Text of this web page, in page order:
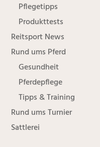
Pflegetipps
Produkttests
Reitsport News
Rund ums Pferd
Gesundheit
Pferdepflege
Tipps & Training
Rund ums Turnier
Sattlerei